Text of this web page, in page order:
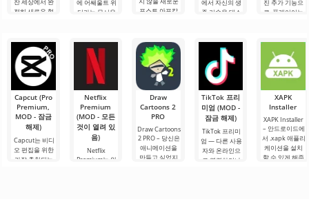
전히 새로운 형
하는 실제 테스
트입니다. 이 애
드온이 제공하
는
에 어쌔울트 위
더라는 무서운
추가 콘텐츠입
니다. 이 보스는
모든 생명체에
큰.
포스트 아포칼
Mod Radium's
Armament이
그 증거입니다.
이.
에서 자신의 생
존 기술을 테스
플레이어를 위
한 실제 테스트
입니다. 저자의
생각에 따르면
동물을 공격적
인
진 추가 기능으
로, 플레이어는
에서 생존을 위
해 싸워야 합니
다. 이 땅에서 살
아남으려면 무
기,
Capcut (Pro
Premium,
MOD - 잠금
해제)
Capcut는 비디
오 편집을 위한
가장 추천되는
Netflix
Premium
(MOD - 모든
것이 열려 있
음)
Netflix
Premium는 안
Draw
Cartoons 2
PRO
Draw Cartoons
2 PRO – 당신은
애니메이션을
만들고 싶었지
TikTok 프리
미엄 (MOD -
잠금 해제)
TikTok 프리미
엄 — 다른 사용
자와 온라인으
로 연결하거나
XAPK
Installer
XAPK Installer
– 안드로이드에
서 .xapk 애플리
케이션을 설치
할 수 있게 해줍